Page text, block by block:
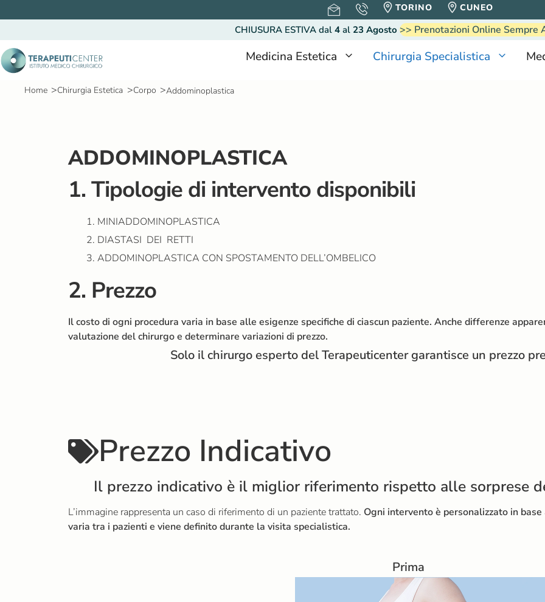
a
a
l
TORINO CUNEO
CHIUSURA ESTIVA dal 4 al 23 Agosto >> Prenotazioni Online Sempre
Medicina Estetica Chirurgia Specialistica
Home >Chirurgia Estetica >Corpo >Addominoplastica
ADDOMINOPLASTICA
1. Tipologie di intervento disponibili
MINIADDOMINOPLASTICA
DIASTASI DEI RETTI
ADDOMINOPLASTICA CON SPOSTAMENTO DELL’OMBELICO
2. Prezzo
Il costo di ogni procedura varia in base alle esigenze specifiche di ciascun paziente. Anche differenze
valutazione del chirurgo e determinare variazioni di prezzo.
Solo il chirurgo esperto del Terapeuticenter garantisce un prezzo
Prezzo Indicativo
Il prezzo indicativo è il miglior riferimento rispetto alle sorprese
L’immagine rappresenta un caso di riferimento di un paziente trattato. Ogni intervento è personalizzato in
varia tra i pazienti e viene definito durante la visita specialistica.
Prima